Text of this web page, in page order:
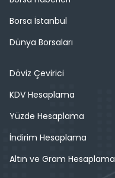
Borsa İstanbul
Dünya Borsaları
Döviz Çevirici
KDV Hesaplama
Yüzde Hesaplama
İndirim Hesaplama
Altın ve Gram Hesaplama